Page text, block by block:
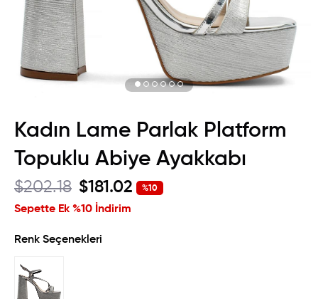
Kadın Lame Parlak Platform
Topuklu Abiye Ayakkabı
$202.18 $181.02
Sepette Ek %10 İndirim
%10
Renk Seçenekleri